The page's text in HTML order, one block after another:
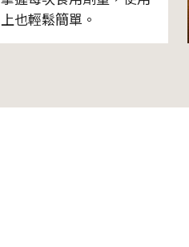
上也輕鬆簡單。